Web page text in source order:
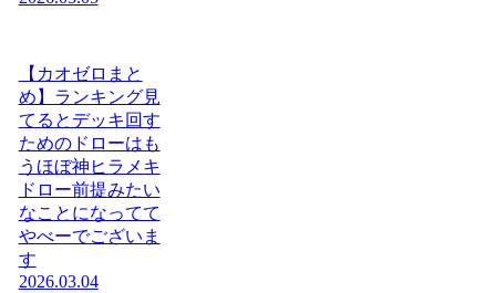
【カオゼロまと
め】ランキング見
てるとデッキ回す
ためのドローはも
うほぼ神ヒラメキ
ドロー前提みたい
なことになってて
やべーでございま
す
2026.03.04